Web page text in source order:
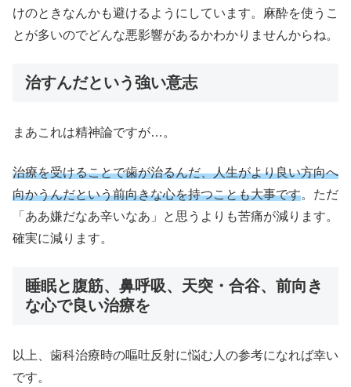
けのときなんかも避けるようにしています。麻酔を使うこ
とが多いのでどんな悪影響があるかわかりませんからね。
治すんだという強い意志
まあこれは精神論ですが…。
治療を受けることで歯が治るんだ、人生がより良い方向へ
向かうんだという前向きな心を持つことも大事です。ただ
「ああ嫌だなあ辛いなあ」と思うよりも苦痛が減ります。
確実に減ります。
睡眠と腹筋、鼻呼吸、天突・合谷、前向き
な心で良い治療を
以上、歯科治療時の嘔吐反射に悩む人の参考になれば幸い
です。